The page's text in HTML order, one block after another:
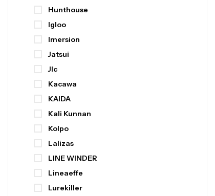
Hunthouse
Igloo
Imersion
Jatsui
Jlc
Kacawa
KAIDA
Kali Kunnan
Kolpo
Lalizas
LINE WINDER
Lineaeffe
Lurekiller